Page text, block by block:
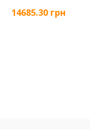
14685.30 грн